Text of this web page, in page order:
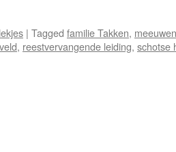
| Tagged familie Takken,
, reestvervangende leiding, schotse